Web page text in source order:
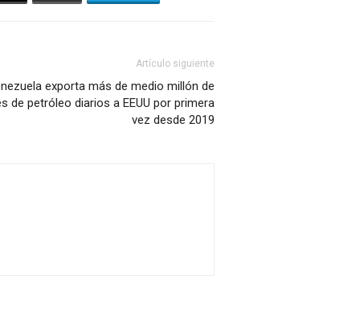
Artículo siguiente
exporta más de medio millón de
de petróleo diarios a EEUU por primera
vez desde 2019